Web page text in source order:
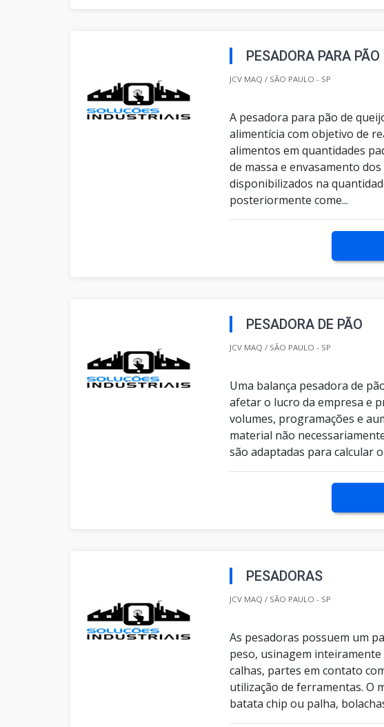
PESADORA PARA
JCV MAQ / SÃO PAULO - SP
A pesadora para pão de
alimentícia com objetivo de
alimentos em quantidades
de massa e envasamento
disponibilizados na
posteriormente come...
PESADORA DE PÃO
JCV MAQ / SÃO PAULO - SP
Uma balança pesadora de
afetar o lucro da empresa e
volumes, programações e
material não
são adaptadas para calcular
PESADORAS
JCV MAQ / SÃO PAULO - SP
As pesadoras possuem um
peso, usinagem
calhas, partes em contato
utilização de ferramentas. O
batata chip ou palha,